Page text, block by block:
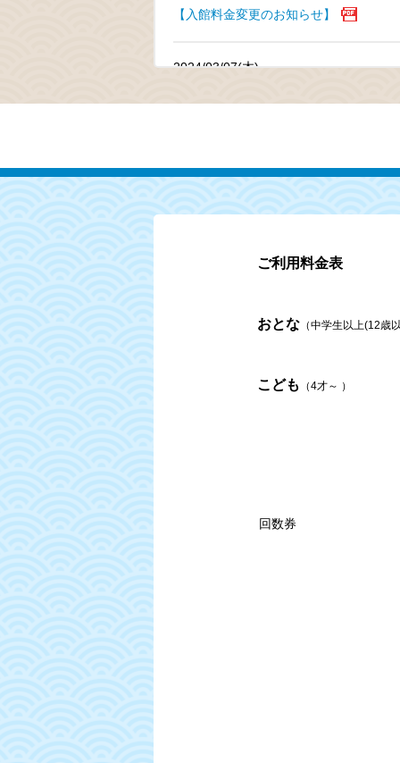
【入館料金変更のお知らせ】
2024/03/07(木)
パートナー契約を締結しました
ご利用料金表
おとな （中学生以上(12歳
こども （4才～ ）
回数券